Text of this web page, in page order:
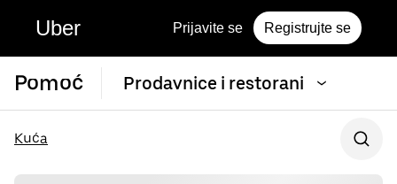
Uber Prijavite se Registrujte se
Pomoć Prodavnice i restorani
Kuća